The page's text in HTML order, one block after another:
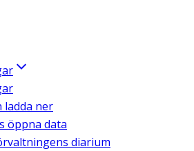
ladda ner
öppna data
diarium